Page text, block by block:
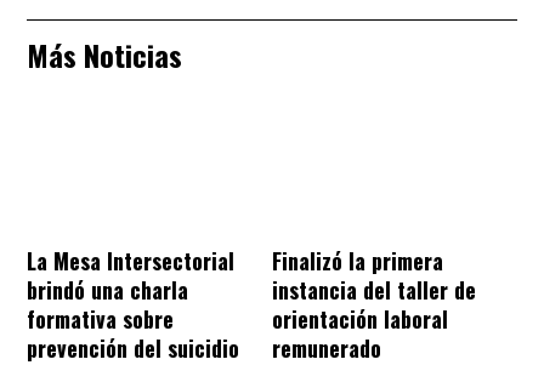
Más Noticias
La Mesa Intersectorial
brindó una charla
formativa sobre
prevención del suicidio
Finalizó la primera
instancia del taller de
orientación laboral
remunerado